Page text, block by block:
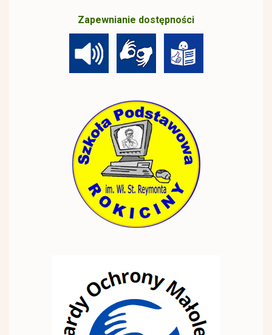
Zapewnianie dostępności